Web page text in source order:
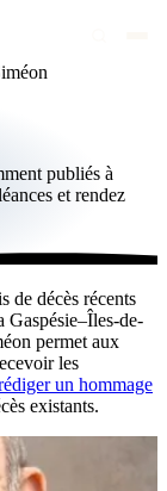
publiés à
et rendez
de décès récents
Gaspésie–Îles-de-
permet aux
les
un hommage
existants.